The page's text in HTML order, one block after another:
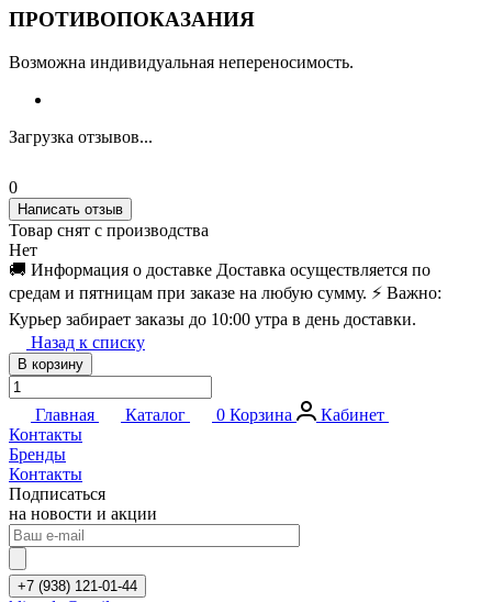
ПРОТИВОПОКАЗАНИЯ
Возможна индивидуальная непереносимость.
Загрузка отзывов...
0
Написать отзыв
Товар снят с производства
Нет
🚚 Информация о доставке Доставка осуществляется по
средам и пятницам при заказе на любую сумму. ⚡️ Важно:
Курьер забирает заказы до 10:00 утра в день доставки.
Назад к списку
В корзину
Главная Каталог 0 Корзина
Кабинет
Контакты
Бренды
Контакты
Подписаться
на новости и акции
+7 (938) 121-01-44